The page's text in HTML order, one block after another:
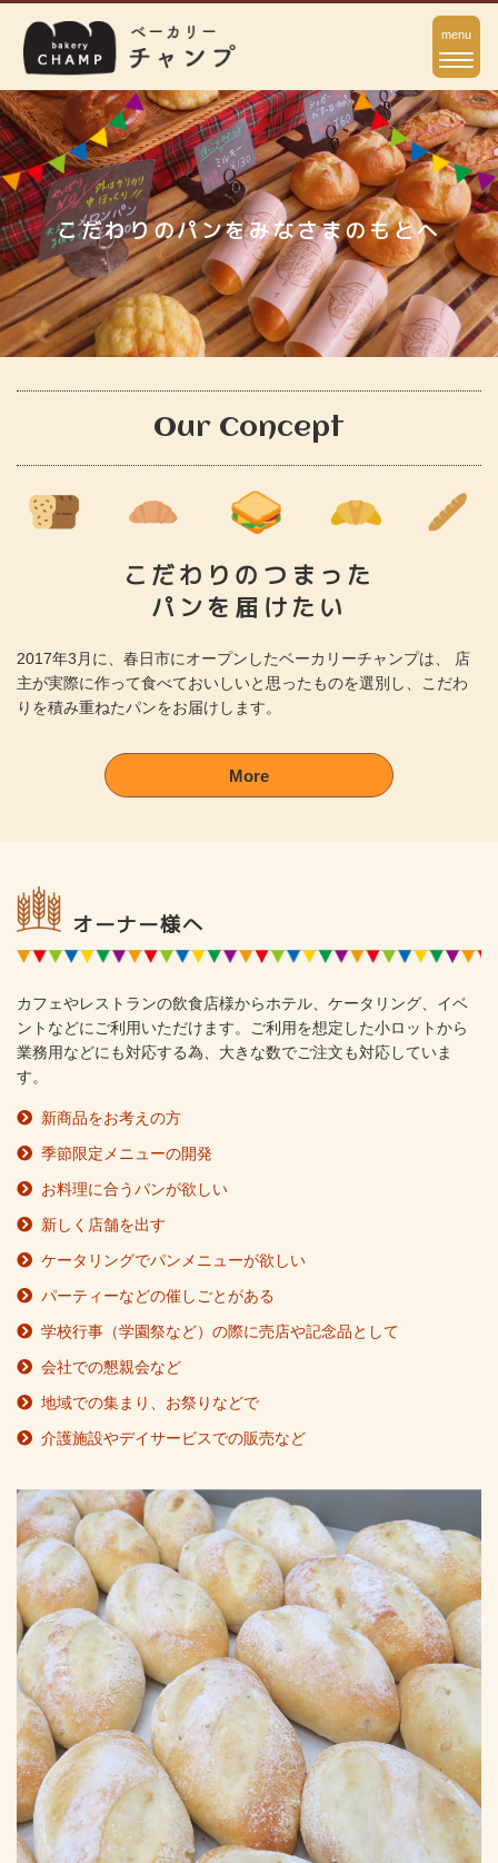
menuナ
ビ
ゲ
ー
シ
ョ
こだわりのパンをみなさまのもとへ
Our Concept
こだわりのつまった
パンを届けたい
2017年3月に、春日市にオープンしたベーカリーチャンプは、
店
主が実際に作って食べておいしいと思ったものを選別し、こだわ
りを積み重ねたパンをお届けします。
More
オーナー様へ
カフェやレストランの飲食店様からホテル、ケータリング、イベ
ントなどにご利用いただけます。ご利用を想定した小ロットから
業務用などにも対応する為、大きな数でご注文も対応していま
す。
新商品をお考えの方
季節限定メニューの開発
お料理に合うパンが欲しい
新しく店舗を出す
ケータリングでパンメニューが欲しい
パーティーなどの催しごとがある
学校行事（学園祭など）の際に売店や記念品として
会社での懇親会など
地域での集まり、お祭りなどで
介護施設やデイサービスでの販売など